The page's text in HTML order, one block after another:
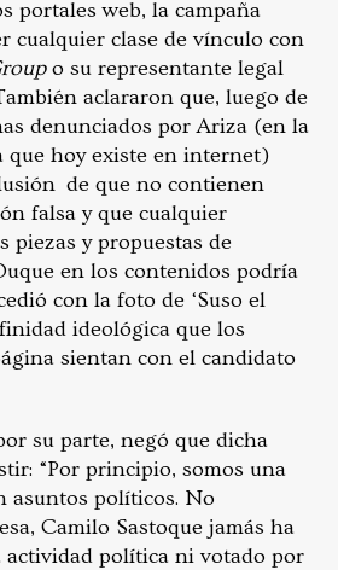
portales web, la campaña
cualquier clase de vínculo con
o su representante legal
aclararon que, luego de
denunciados por Ariza (en la
que hoy existe en internet)
de que no contienen
falsa y que cualquier
piezas y propuestas de
en los contenidos podría
con la foto de ‘Suso el
ideológica que los
sientan con el candidato
su parte, negó que dicha
“Por principio, somos una
asuntos políticos. No
Camilo Sastoque jamás ha
actividad política ni votado por